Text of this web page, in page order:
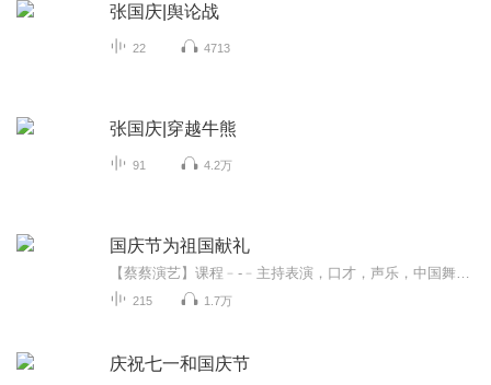
张国庆|舆论战
22 4713
张国庆|穿越牛熊
91 4.2万
国庆节为祖国献礼
215 1.7万
庆祝七一和国庆节